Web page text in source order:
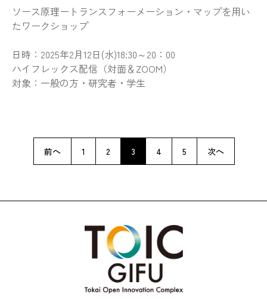
ソース原理ートランスフォーメーション・マップを用い
たワークショップ
日時：2025年2月12日(水)18:30～20：00
ハイフレックス配信（対面＆ZOOM）
対象：一般の方・研究者・学生
送
前へ 1 2 3 4 5 次へ